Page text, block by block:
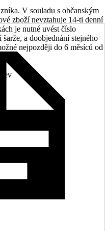
V souladu s občanským
zboží nevztahuje 14-ti denní
je nutné uvést číslo
a doobjednání stejného
nejpozději do 6 měsíců od